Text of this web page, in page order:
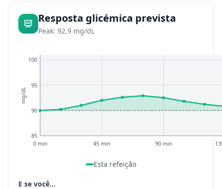
Resposta glicémica prevista
Peak: 92.9 mg/dL
85
90
95
100
0 min 45 min 90 min
mg/dL
Esta refeição
E se você...